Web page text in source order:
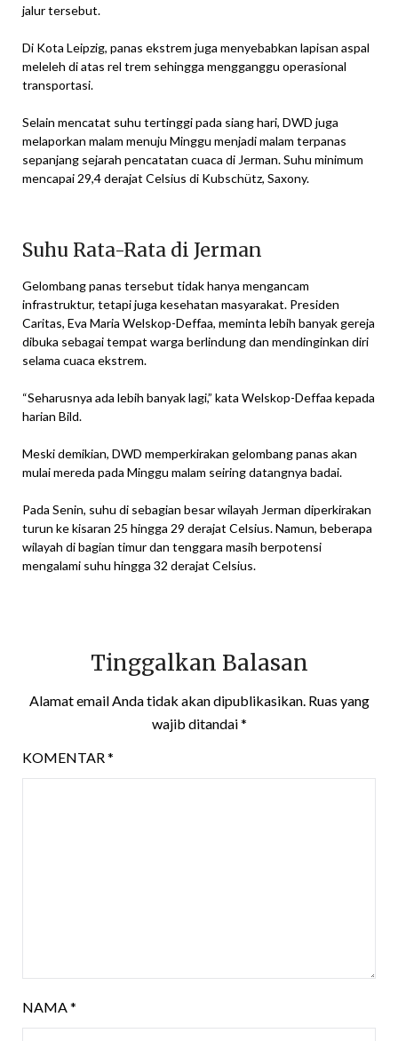
jalur tersebut.
Di Kota Leipzig, panas ekstrem juga menyebabkan lapisan aspal
meleleh di atas rel trem sehingga mengganggu operasional
transportasi.
Selain mencatat suhu tertinggi pada siang hari, DWD juga
melaporkan malam menuju Minggu menjadi malam terpanas
sepanjang sejarah pencatatan cuaca di Jerman. Suhu minimum
mencapai 29,4 derajat Celsius di Kubschütz, Saxony.
Suhu Rata-Rata di Jerman
Gelombang panas tersebut tidak hanya mengancam
infrastruktur, tetapi juga kesehatan masyarakat. Presiden
Caritas, Eva Maria Welskop-Deffaa, meminta lebih banyak gereja
dibuka sebagai tempat warga berlindung dan mendinginkan diri
selama cuaca ekstrem.
“Seharusnya ada lebih banyak lagi,” kata Welskop-Deffaa kepada
harian Bild.
Meski demikian, DWD memperkirakan gelombang panas akan
mulai mereda pada Minggu malam seiring datangnya badai.
Pada Senin, suhu di sebagian besar wilayah Jerman diperkirakan
turun ke kisaran 25 hingga 29 derajat Celsius. Namun, beberapa
wilayah di bagian timur dan tenggara masih berpotensi
mengalami suhu hingga 32 derajat Celsius.
Tinggalkan Balasan
Alamat email Anda tidak akan dipublikasikan. Ruas yang
wajib ditandai*
KOMENTAR*
NAMA*